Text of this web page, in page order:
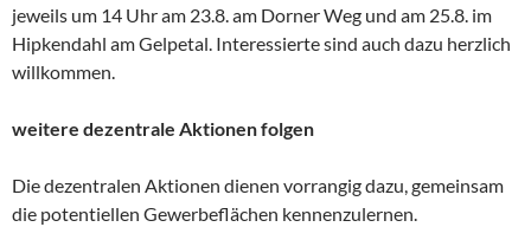
jeweils um 14 Uhr am 23.8. am Dorner Weg und am 25.8. im
Hipkendahl am Gelpetal. Interessierte sind auch dazu herzlich
willkommen.
weitere dezentrale Aktionen folgen
Die dezentralen Aktionen dienen vorrangig dazu, gemeinsam
die potentiellen Gewerbeflächen kennenzulernen.